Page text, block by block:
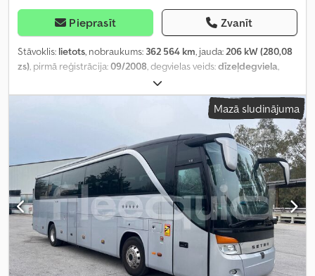
Pieprasīt Zvanīt
Stāvoklis: lietots, nobraukums: 362 564 km, jauda:206 kW (280,08
zs), pirmā reģistrācija:09/2008, degvielas veids:dīzeļdegviela,
, pārnesuma veids:
11 150 kg, maksimālā kravnesība:6 850 kg, kopējais svars:18 000
, piekares sistēma:cits, kopējais
, vadītāja kabīne:cits
2 880 mm, degviela:dīzeļdegviela,
ABS, vilces kontroles sistēma
Mazā sludinājuma